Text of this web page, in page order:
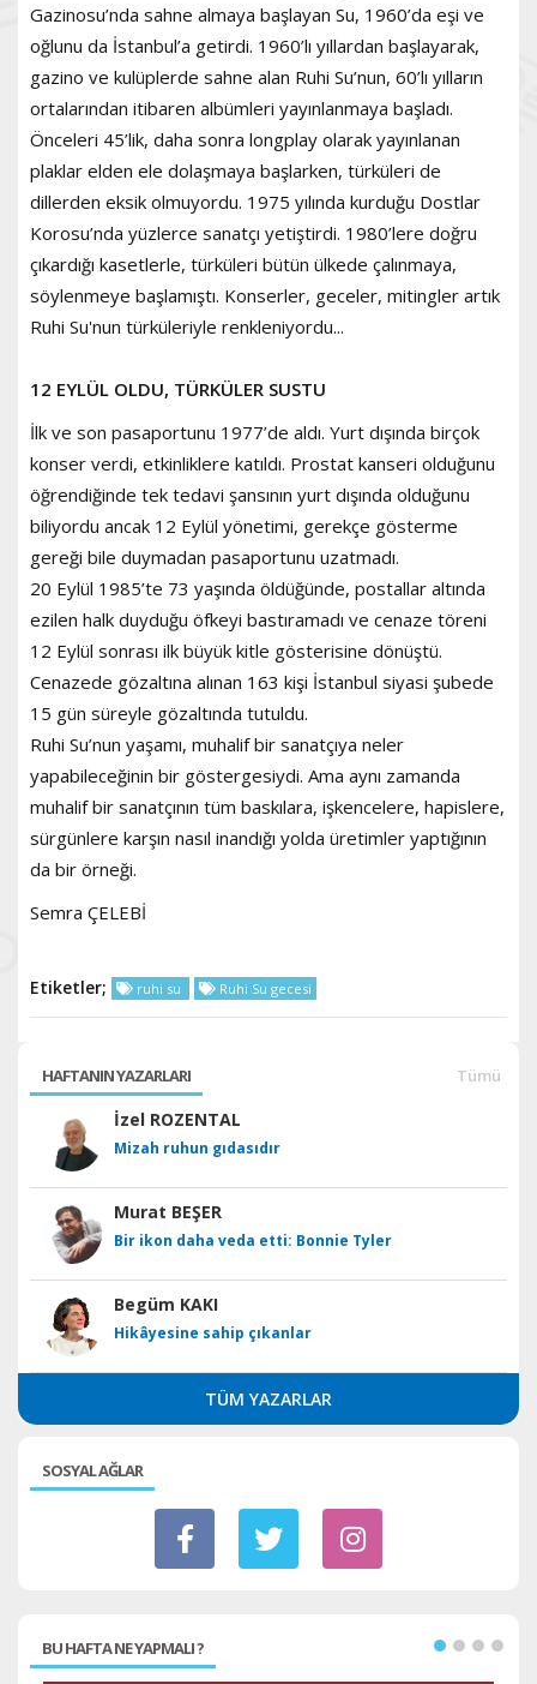
Gazinosu’nda sahne almaya başlayan Su, 1960’da eşi ve
oğlunu da İstanbul’a getirdi. 1960’lı yıllardan başlayarak,
gazino ve kulüplerde sahne alan Ruhi Su’nun, 60’lı yılların
ortalarından itibaren albümleri yayınlanmaya başladı.
Önceleri 45’lik, daha sonra longplay olarak yayınlanan
plaklar elden ele dolaşmaya başlarken, türküleri de
dillerden eksik olmuyordu. 1975 yılında kurduğu Dostlar
Korosu’nda yüzlerce sanatçı yetiştirdi. 1980’lere doğru
çıkardığı kasetlerle, türküleri bütün ülkede çalınmaya,
söylenmeye başlamıştı. Konserler, geceler, mitingler artık
Ruhi Su'nun türküleriyle renkleniyordu...
12 EYLÜL OLDU, TÜRKÜLER SUSTU
İlk ve son pasaportunu 1977’de aldı. Yurt dışında birçok
konser verdi, etkinliklere katıldı. Prostat kanseri olduğunu
öğrendiğinde tek tedavi şansının yurt dışında olduğunu
biliyordu ancak 12 Eylül yönetimi, gerekçe gösterme
gereği bile duymadan pasaportunu uzatmadı.
20 Eylül 1985’te 73 yaşında öldüğünde, postallar altında
ezilen halk duyduğu öfkeyi bastıramadı ve cenaze töreni
12 Eylül sonrası ilk büyük kitle gösterisine dönüştü.
Cenazede gözaltına alınan 163 kişi İstanbul siyasi şubede
15 gün süreyle gözaltında tutuldu.
Ruhi Su’nun yaşamı, muhalif bir sanatçıya neler
yapabileceğinin bir göstergesiydi. Ama aynı zamanda
muhalif bir sanatçının tüm baskılara, işkencelere, hapislere,
sürgünlere karşın nasıl inandığı yolda üretimler yaptığının
da bir örneği.
Semra ÇELEBİ
Etiketler; ruhi su Ruhi Su gecesi
HAFTANIN YAZARLARI Tümü
İzel ROZENTAL
Mizah ruhun gıdasıdır
Murat BEŞER
Bir ikon daha veda etti: Bonnie Tyler
Begüm KAKI
Hikâyesine sahip çıkanlar
TÜM YAZARLAR
SOSYAL AĞLAR
BU HAFTA NE YAPMALI ?